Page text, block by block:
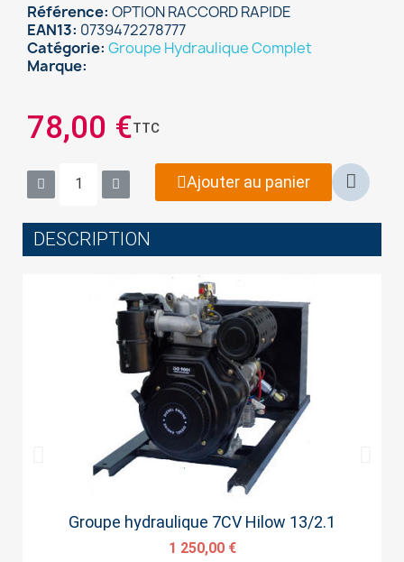
Référence OPTION RACCORD RAPIDE
EAN13 0739472278777
Catégorie Groupe Hydraulique Complet
Marque
78,00 €TTC
Ajouter au panier
DESCRIPTION
Aperçu rapide
Groupe hydraulique 7CV Hilow 13/2.1
1 250,00 €
You need to be logged in to save products in your
Cancel